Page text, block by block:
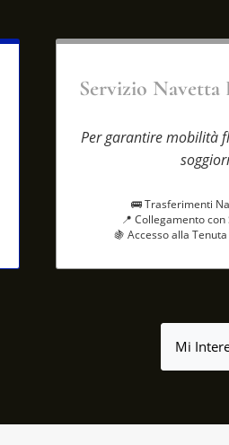
Servizio Navetta
Per garantire mobilità
🚌 Trasferimenti
📍 Collegamento
🍇 Accesso alla
Mi